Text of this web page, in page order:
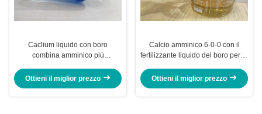
Caclium liquido con boro
combina amminico più
aminoacido basato
Ottieni il miglior prezzo
Calcio amminico 6-0-0 con il
fertilizzante liquido del boro per le
Ottieni il miglior prezzo